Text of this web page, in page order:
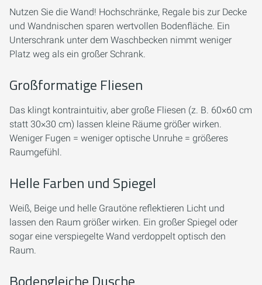
Nutzen Sie die Wand! Hochschränke, Regale bis zur Decke
und Wandnischen sparen wertvollen Bodenfläche. Ein
Unterschrank unter dem Waschbecken nimmt weniger
Platz weg als ein großer Schrank.
Großformatige Fliesen
Das klingt kontraintuitiv, aber große Fliesen (z. B. 60×60 cm
statt 30×30 cm) lassen kleine Räume größer wirken.
Weniger Fugen = weniger optische Unruhe = größeres
Raumgefühl.
Helle Farben und Spiegel
Weiß, Beige und helle Grautöne reflektieren Licht und
lassen den Raum größer wirken. Ein großer Spiegel oder
sogar eine verspiegelte Wand verdoppelt optisch den
Raum.